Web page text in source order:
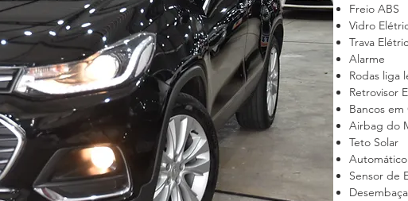
Freio ABS
Vidro
Trava
Alarme
Rodas liga
Retrovisor
Bancos
Airbag do
Teto Solar
Automático
Sensor de